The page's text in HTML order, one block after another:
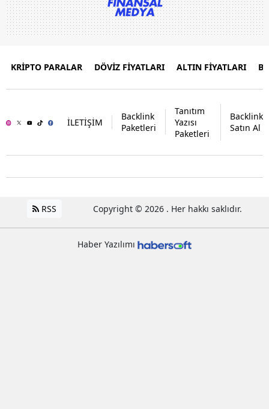
KRİPTO PARALAR DÖVİZ FİYATLARI ALTIN FİYATLARI
İLETİŞİM
Backlink
Paketleri
Tanıtım
Yazısı
Paketleri
Backlink
Satın Al
RSS Copyright © 2026 . Her hakkı saklıdır.
Haber Yazılımı